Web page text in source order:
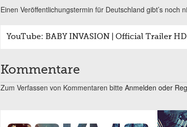
Einen Veröffentlichungstermin für Deutschland gibt’s noch
YouTube: BABY INVASION | Official Trailer HD
Kommentare
Zum Verfassen von Kommentaren bitte Anmelden oder